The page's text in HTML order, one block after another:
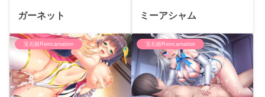
ガーネット ミーアシャム
宝石姫Reincarnation 宝石姫Reincarnation